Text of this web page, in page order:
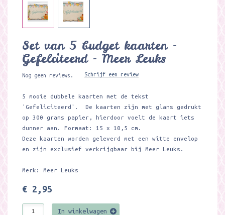
Set van 5 budget kaarten -
Gefelciteerd - Meer Leuks
Nog geen reviews. Schrijf een review
5 mooie dubbele kaarten met de tekst
'Gefeliciteerd'. De kaarten zijn met glans gedrukt
op 300 grams papier, hierdoor voelt de kaart iets
dunner aan. Formaat: 15 x 10,5 cm.
Deze kaarten worden geleverd met een witte envelop
en zijn exclusief verkrijgbaar bij Meer Leuks.
Merk: Meer Leuks
€ 2,95
In winkelwagen